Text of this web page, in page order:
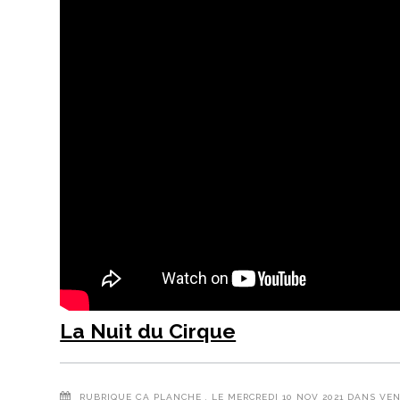
La Nuit du Cirque
RUBRIQUE ÇA PLANCHE , LE MERCREDI 10 NOV 2021 DANS